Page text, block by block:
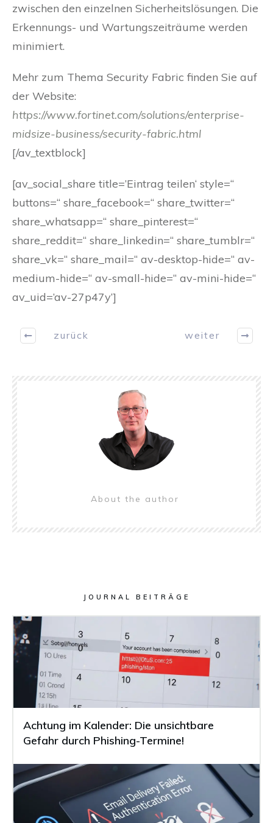
zwischen den einzelnen Sicherheitslösungen. Die
Erkennungs- und Wartungszeiträume werden
minimiert.
Mehr zum Thema Security Fabric finden Sie auf
der Website:
https://www.fortinet.com/solutions/enterprise-
midsize-business/security-fabric.html
[/av_textblock]
[av_social_share title=’Eintrag teilen‘ style=“
buttons=“ share_facebook=“ share_twitter=“
share_whatsapp=“ share_pinterest=“
share_reddit=“ share_linkedin=“ share_tumblr=“
share_vk=“ share_mail=“ av-desktop-hide=“ av-
medium-hide=“ av-small-hide=“ av-mini-hide=“
av_uid=’av-27p47y‘]
zurück weiter
About the author
JOURNAL BEITRÄGE
Achtung im Kalender: Die unsichtbare
Gefahr durch Phishing-Termine!